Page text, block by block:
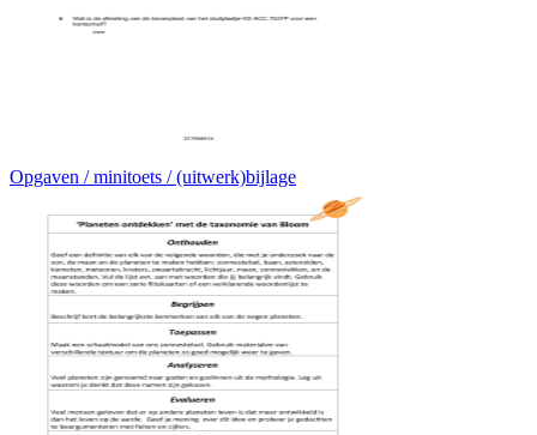
Opgaven / minitoets / (uitwerk)bijlage